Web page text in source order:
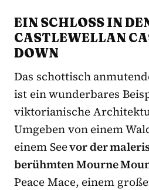
EIN SCHLOSS IN
CASTLEWELLAN
DOWN
Das schottisch
ist ein wunderbares
viktorianische
Umgeben von einem
einem Seevor der
berühmten Mourne
Peace Mace, einem